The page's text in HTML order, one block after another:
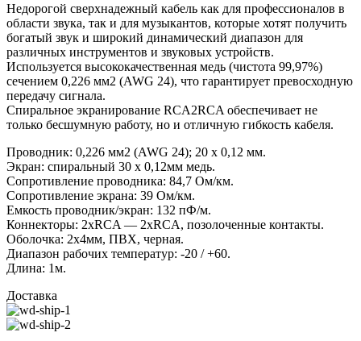
Недорогой сверхнадежный кабель как для профессионалов в
области звука, так и для музыкантов, которые хотят получить
богатый звук и широкий динамический диапазон для
различных инструментов и звуковых устройств.
Используется высококачественная медь (чистота 99,97%)
сечением 0,226 мм2 (AWG 24), что гарантирует превосходную
передачу сигнала.
Спиральное экранирование RCA2RCA обеспечивает не
только бесшумную работу, но и отличную гибкость кабеля.
Проводник: 0,226 мм2 (AWG 24); 20 x 0,12 мм.
Экран: спиральный 30 x 0,12мм медь.
Сопротивление проводника: 84,7 Ом/км.
Сопротивление экрана: 39 Ом/км.
Емкость проводник/экран: 132 пФ/м.
Коннекторы: 2хRCA — 2хRCA, позолоченные контакты.
Оболочка: 2х4мм, ПВХ, черная.
Диапазон рабочих температур: -20 / +60.
Длина: 1м.
Доставка